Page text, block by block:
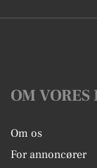
OM
Om os
For annoncører